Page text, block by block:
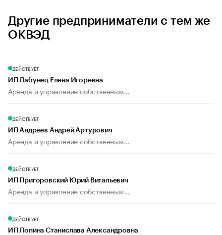
Другие предприниматели с тем же
ОКВЭД
ДЕЙСТВУЕТ
ИП Лабунец Елена Игоревна
Аренда и управление собственным...
ДЕЙСТВУЕТ
ИП Андреев Андрей Артурович
Аренда и управление собственным...
ДЕЙСТВУЕТ
ИП Пригоровский Юрий Витальевич
Аренда и управление собственным...
ДЕЙСТВУЕТ
ИП Лопина Станислава Александровна